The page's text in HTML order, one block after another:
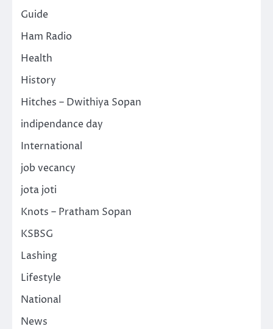
Guide
Ham Radio
Health
History
Hitches – Dwithiya Sopan
indipendance day
International
job vecancy
jota joti
Knots – Pratham Sopan
KSBSG
Lashing
Lifestyle
National
News